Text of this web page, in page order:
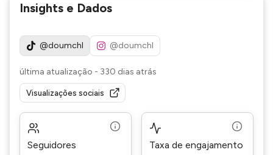
Insights e Dados
@doumchl @doumchl
última atualização - 330 dias atrás
Visualizações sociais
Seguidores Taxa de engajamento